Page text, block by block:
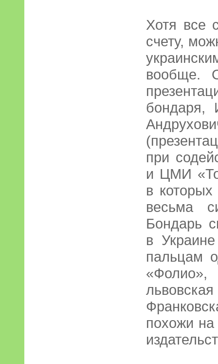
Хотя все
счету,
вообще.
при
и ЦМИ
в
весьма
Бондарь
в
пальцам
«Фолио»,
похожи